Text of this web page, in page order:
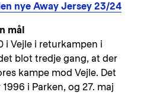
nye Away Jersey 23/24
mål
i Vejle i returkampen i
blot tredje gang, at der
kampe mod Vejle. Det
i Parken, og 27. maj